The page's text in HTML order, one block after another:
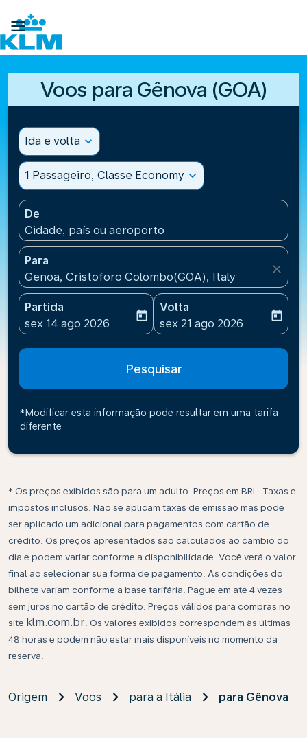

Voos para Gênova (GOA)
Ida e volta expand_more
1 Passageiro, Classe Economy expand_more
De
Cidade, país ou aeroporto
Para
Genoa, Cristoforo Colombo(GOA), Italy
close
Partida
fc-booking-departure-date-aria-label
sex 14 ago 2026
today
Volta
fc-booking-return-date-
sex 21 ago 2026
today
Pesquisar
*Modificar esta informação pode resultar em uma tarifa
diferente
* Os preços exibidos são para um adulto. Preços em BRL. Taxas e
impostos inclusos. Não se aplicam taxas de emissão mas pode
ser aplicado um adicional para pagamentos com cartão de
crédito. Os preços apresentados são calculados ao câmbio do
dia e podem variar conforme a disponibilidade. Você verá o valor
final ao selecionar sua forma de pagamento. As condições do
bilhete variam conforme a base tarifária. Pague em até 4 vezes
sem juros no cartão de crédito. Preços válidos para compras no
site klm.com.br . Os valores exibidos correspondem às últimas
48 horas e podem não estar mais disponíveis no momento da
reserva.
Origem Voos para a Itália para Gênova